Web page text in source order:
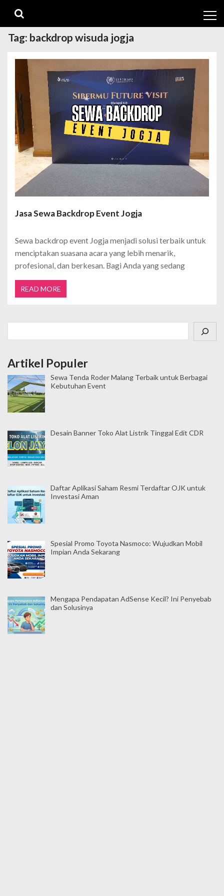
navigation
content
Tag: backdrop wisuda jogja
Jasa Sewa Backdrop Event Jogja
Sewa backdrop event Jogja menjadi solusi terbaik untuk
menciptakan suasana acara yang lebih menarik,
profesional, dan berkesan. Bagi Anda yang sedang
READ MORE
Artikel Populer
Sewa Tenda Roder Malang Terbaik untuk Berbagai
Kebutuhan Event
Desain Banner Toko Alat Listrik Tinggal Edit CDR
Daftar Aplikasi Saham Resmi Terdaftar OJK untuk
Investasi Aman
Spesial Promo Toyota Nasmoco: Wujudkan Mobil
Impian Anda Sekarang
Mengapa Pendapatan AdSense Kecil? Ini Penyebab
dan Solusinya